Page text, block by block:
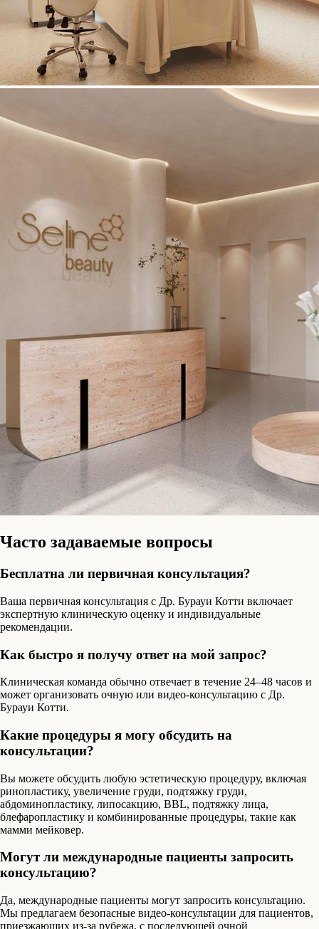
Часто задаваемые вопросы
Бесплатна ли первичная консультация?
Ваша первичная консультация с Др. Бурауи Котти включает
экспертную клиническую оценку и индивидуальные
рекомендации.
Как быстро я получу ответ на мой запрос?
Клиническая команда обычно отвечает в течение 24–48 часов и
может организовать очную или видео-консультацию с Др.
Бурауи Котти.
Какие процедуры я могу обсудить на
консультации?
Вы можете обсудить любую эстетическую процедуру, включая
ринопластику, увеличение груди, подтяжку груди,
абдоминопластику, липосакцию, BBL, подтяжку лица,
блефаропластику и комбинированные процедуры, такие как
мамми мейковер.
Могут ли международные пациенты запросить
консультацию?
Да, международные пациенты могут запросить консультацию.
Мы предлагаем безопасные видео-консультации для пациентов,
приезжающих из-за рубежа, с последующей очной